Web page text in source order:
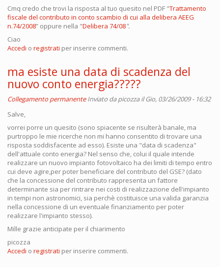
Cmq credo che trovi la risposta al tuo quesito nel PDF "Trattamento
fiscale del contributo in conto scambio di cui alla delibera AEEG
n.74/2008” oppure nella "Delibera 74/08".
Ciao
Accedi o registrati per inserire commenti.
ma esiste una data di scadenza del
nuovo conto energia?????
Collegamento permanente Inviato dapicozzail Gio, 03/26/2009 - 16:32
Salve,
vorrei porre un quesito (sono spiacente se risulterà banale, ma
purtroppo le mie ricerche non mi hanno consentito di trovare una
risposta soddisfacente ad esso). Esiste una "data di scadenza"
dell'attuale conto energia? Nel senso che, colui il quale intende
realizzare un nuovo impianto fotovoltaico ha dei limiti di tempo entro
cui deve agire,per poter beneficiare del contributo del GSE? (dato
che la concessione del contributo rappresenta un fattore
determinante sia per rintrare nei costi di realizzazione dell'impianto
in tempi non astronomici, sia perchè costituisce una valida garanzia
nella concessione di un eventuale finanziamento per poter
realizzare l'impianto stesso).
Mille grazie anticipate per il chiarimento
picozza
Accedi o registrati per inserire commenti.